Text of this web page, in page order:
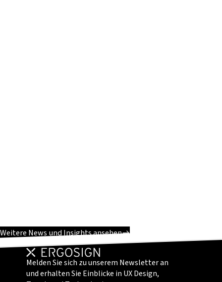
Weitere News und Insights ansehen
Melden Sie sich zu unserem Newsletter an
und erhalten Sie Einblicke in UX Design,